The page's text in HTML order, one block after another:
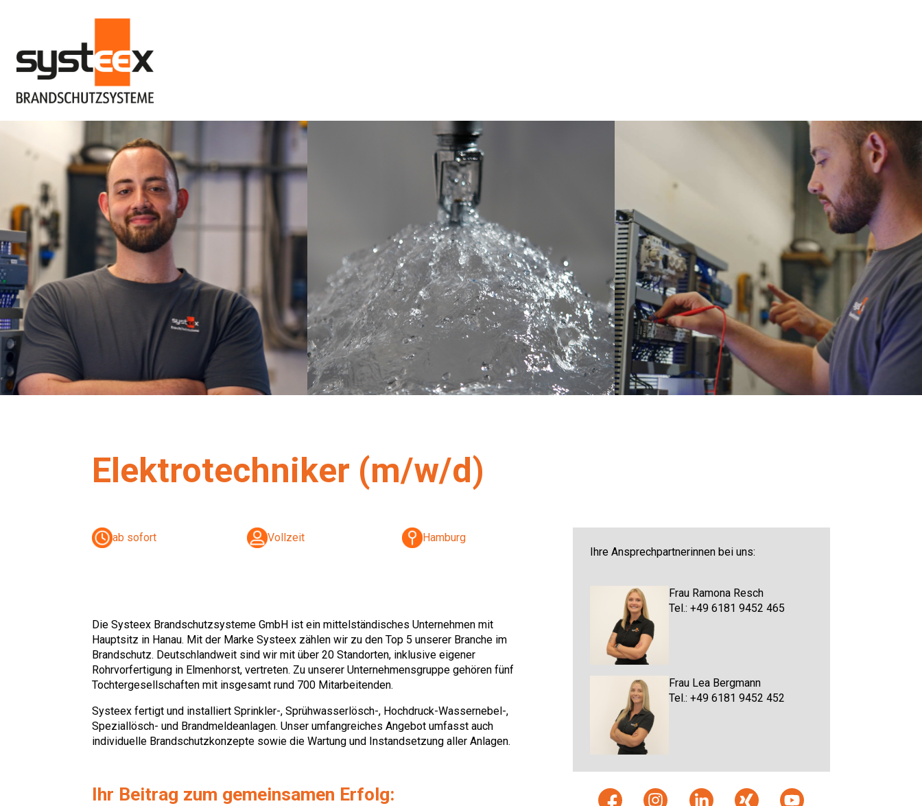
Elektrotechniker (m/w/d)
ab sofort Vollzeit Hamburg
Die Systeex Brandschutzsysteme GmbH ist ein mittelständisches Unternehmen mit
Hauptsitz in Hanau. Mit der Marke Systeex zählen wir zu den Top 5 unserer Branche im
Brandschutz. Deutschlandweit sind wir mit über 20 Standorten, inklusive eigener
Rohrvorfertigung in Elmenhorst, vertreten. Zu unserer Unternehmensgruppe gehören fünf
Tochtergesellschaften mit insgesamt rund 700 Mitarbeitenden.
Systeex fertigt und installiert Sprinkler-, Sprühwasserlösch-, Hochdruck-Wassernebel-,
Speziallösch- und Brandmeldeanlagen. Unser umfangreiches Angebot umfasst auch
individuelle Brandschutzkonzepte sowie die Wartung und Instandsetzung aller Anlagen.
Ihr Beitrag zum gemeinsamen Erfolg:
Ihre Ansprechpartnerinnen bei uns:
Frau Ramona Resch
Tel.: +49 6181 9452 465
Frau Lea Bergmann
Tel.: +49 6181 9452 452